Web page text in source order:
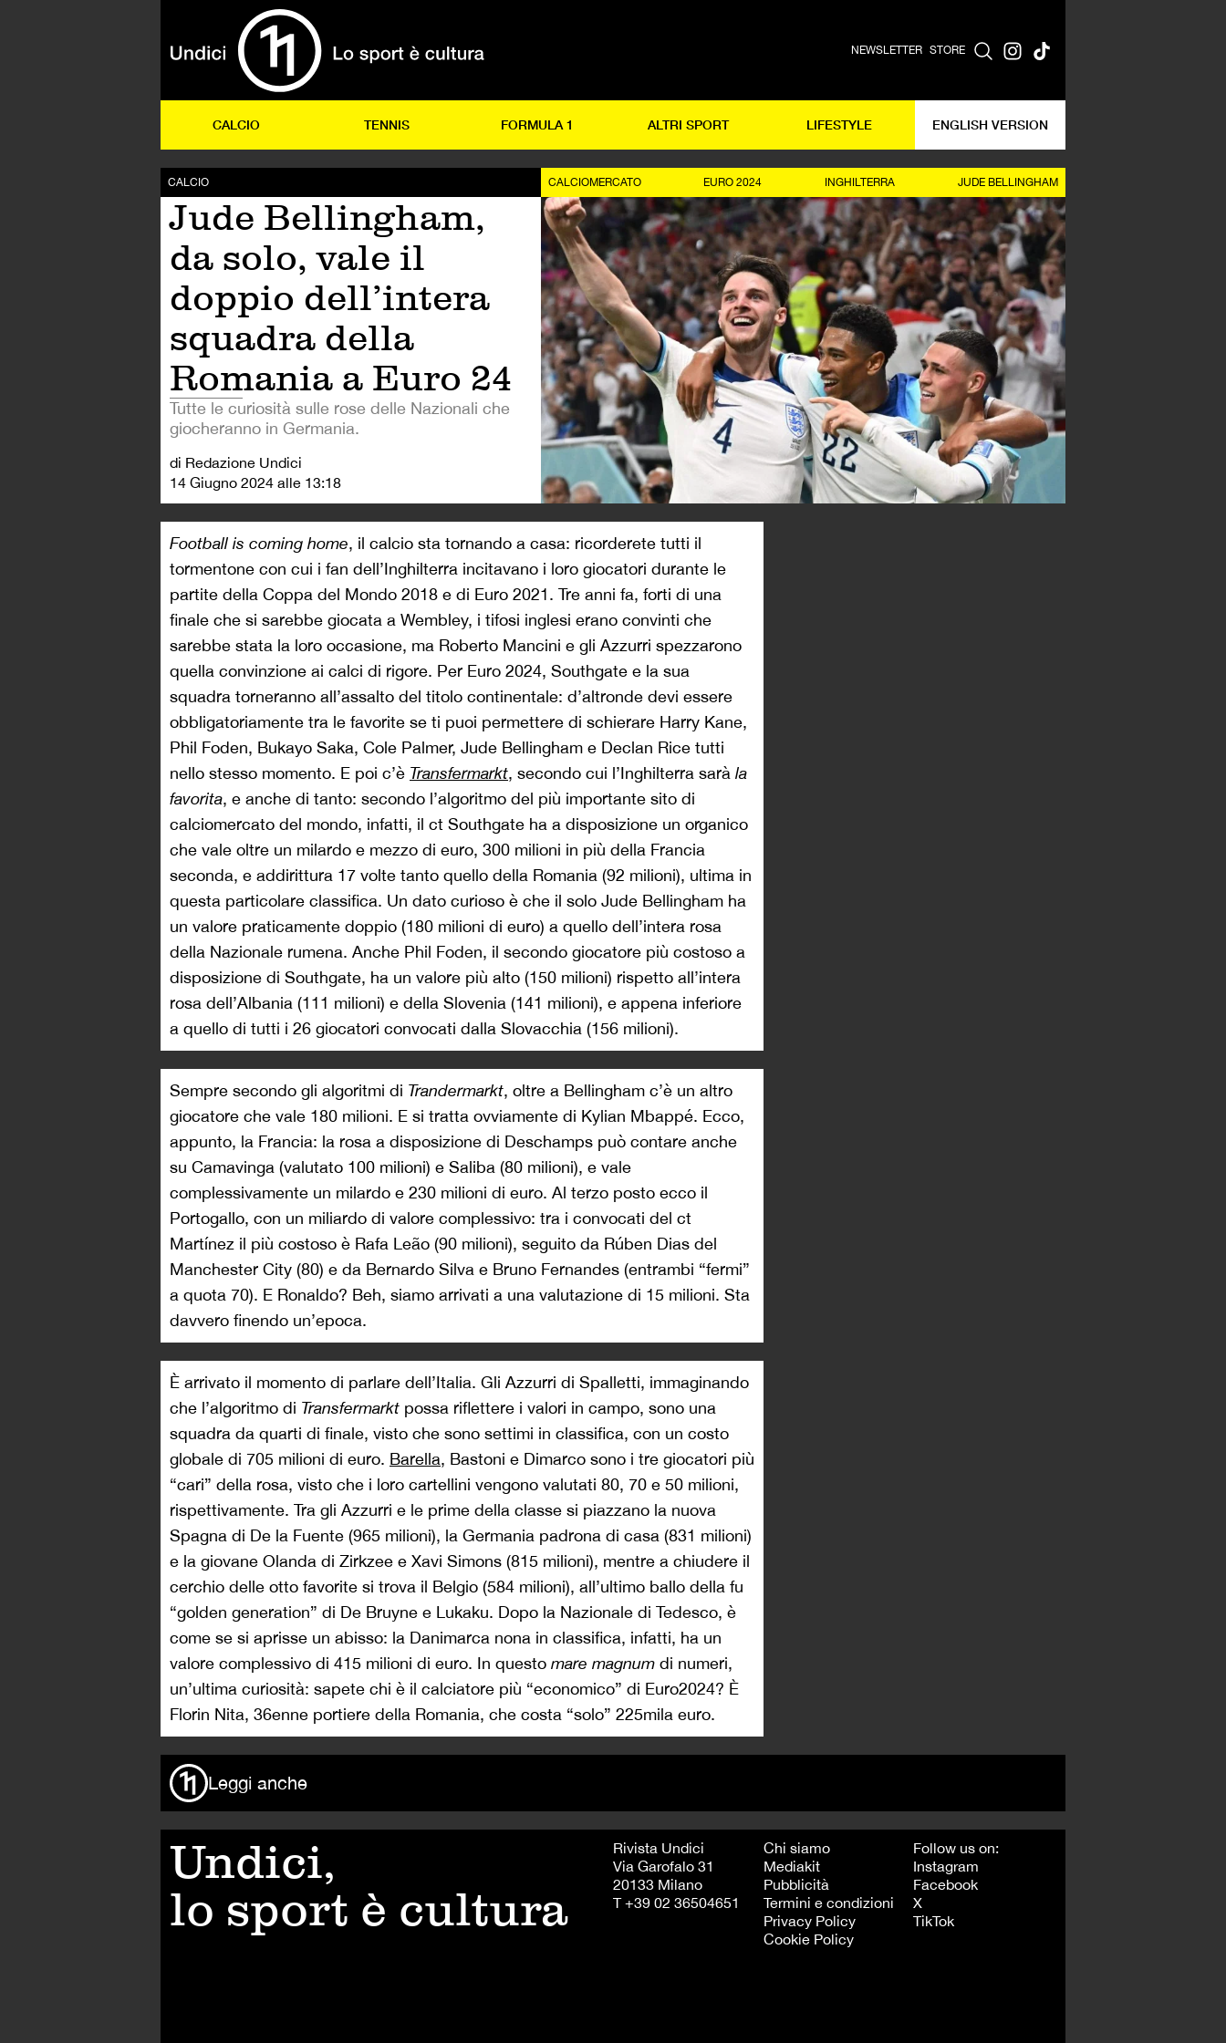
NEWSLETTER STORE
CALCIO TENNIS FORMULA 1 ALTRI SPORT LIFESTYLE ENGLISH VERSION
CALCIO
Jude Bellingham,
da solo, vale il
doppio dell’intera
squadra della
Romania a Euro 24
Tutte le curiosità sulle rose delle Nazionali che
giocheranno in Germania.
di Redazione Undici
14 Giugno 2024 alle 13:18
CALCIOMERCATO EURO 2024 INGHILTERRA JUDE BELLINGHAM
Football is coming home, il calcio sta tornando a casa: ricorderete tutti il
tormentone con cui i fan dell’Inghilterra incitavano i loro giocatori durante le
partite della Coppa del Mondo 2018 e di Euro 2021. Tre anni fa, forti di una
finale che si sarebbe giocata a Wembley, i tifosi inglesi erano convinti che
sarebbe stata la loro occasione, ma Roberto Mancini e gli Azzurri spezzarono
quella convinzione ai calci di rigore. Per Euro 2024, Southgate e la sua
squadra torneranno all’assalto del titolo continentale: d’altronde devi essere
obbligatoriamente tra le favorite se ti puoi permettere di schierare Harry Kane,
Phil Foden, Bukayo Saka, Cole Palmer, Jude Bellingham e Declan Rice tutti
nello stesso momento. E poi c’è Transfermarkt, secondo cui l’Inghilterra sarà la
favorita, e anche di tanto: secondo l’algoritmo del più importante sito di
calciomercato del mondo, infatti, il ct Southgate ha a disposizione un organico
che vale oltre un milardo e mezzo di euro, 300 milioni in più della Francia
seconda, e addirittura 17 volte tanto quello della Romania (92 milioni), ultima in
questa particolare classifica. Un dato curioso è che il solo Jude Bellingham ha
un valore praticamente doppio (180 milioni di euro) a quello dell’intera rosa
della Nazionale rumena. Anche Phil Foden, il secondo giocatore più costoso a
disposizione di Southgate, ha un valore più alto (150 milioni) rispetto all’intera
rosa dell’Albania (111 milioni) e della Slovenia (141 milioni), e appena inferiore
a quello di tutti i 26 giocatori convocati dalla Slovacchia (156 milioni).
Sempre secondo gli algoritmi di Trandermarkt, oltre a Bellingham c’è un altro
giocatore che vale 180 milioni. E si tratta ovviamente di Kylian Mbappé. Ecco,
appunto, la Francia: la rosa a disposizione di Deschamps può contare anche
su Camavinga (valutato 100 milioni) e Saliba (80 milioni), e vale
complessivamente un milardo e 230 milioni di euro. Al terzo posto ecco il
Portogallo, con un miliardo di valore complessivo: tra i convocati del ct
Martínez il più costoso è Rafa Leão (90 milioni), seguito da Rúben Dias del
Manchester City (80) e da Bernardo Silva e Bruno Fernandes (entrambi “fermi”
a quota 70). E Ronaldo? Beh, siamo arrivati a una valutazione di 15 milioni. Sta
davvero finendo un’epoca.
È arrivato il momento di parlare dell’Italia. Gli Azzurri di Spalletti, immaginando
che l’algoritmo di Transfermarkt possa riflettere i valori in campo, sono una
squadra da quarti di finale, visto che sono settimi in classifica, con un costo
globale di 705 milioni di euro. Barella, Bastoni e Dimarco sono i tre giocatori più
“cari” della rosa, visto che i loro cartellini vengono valutati 80, 70 e 50 milioni,
rispettivamente. Tra gli Azzurri e le prime della classe si piazzano la nuova
Spagna di De la Fuente (965 milioni), la Germania padrona di casa (831 milioni)
e la giovane Olanda di Zirkzee e Xavi Simons (815 milioni), mentre a chiudere il
cerchio delle otto favorite si trova il Belgio (584 milioni), all’ultimo ballo della fu
“golden generation” di De Bruyne e Lukaku. Dopo la Nazionale di Tedesco, è
come se si aprisse un abisso: la Danimarca nona in classifica, infatti, ha un
valore complessivo di 415 milioni di euro. In questo mare magnum di numeri,
un’ultima curiosità: sapete chi è il calciatore più “economico” di Euro2024? È
Florin Nita, 36enne portiere della Romania, che costa “solo” 225mila euro.
Leggi anche
Undici,
lo sport è cultura
Rivista Undici
Via Garofalo 31
20133 Milano
T +39 02 36504651
Chi siamo
Mediakit
Pubblicità
Termini e condizioni
Privacy Policy
Cookie Policy
Follow us on:
Instagram
Facebook
X
TikTok